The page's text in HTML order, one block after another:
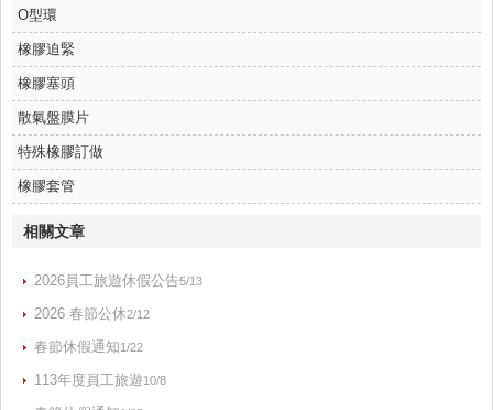
O型環
橡膠迫緊
橡膠塞頭
散氣盤膜片
特殊橡膠訂做
橡膠套管
相關文章
2026員工旅遊休假公告5/13
2026 春節公休2/12
春節休假通知1/22
113年度員工旅遊10/8